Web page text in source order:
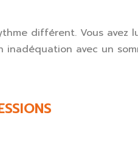
différent. Vous avez
inadéquation avec un